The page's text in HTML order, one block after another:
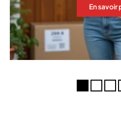
En savoir